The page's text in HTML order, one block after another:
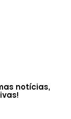
notícias,